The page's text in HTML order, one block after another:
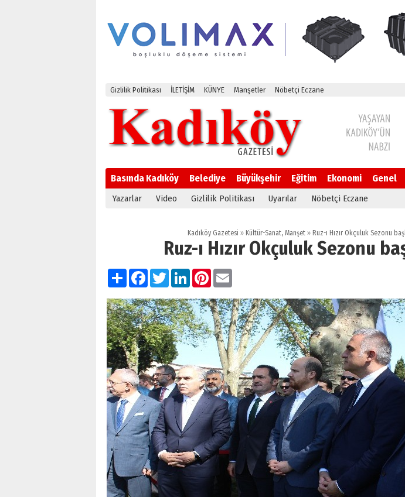
Gizlilik Politikası İLETİŞİM KÜNYE Manşetler Nöbetçi Eczane
Basında Kadıköy Belediye Büyükşehir Eğitim Ekonomi Genel
Yazarlar Video Gizlilik Politikası Uyarılar Nöbetçi Eczane
Kadıköy Gazetesi » Kültür-Sanat, Manşet »Ruz-ı Hızır Okçuluk Sezonu
Ruz-ı Hızır Okçuluk Sezonu
PaylaşFacebook
TwitterLinkedInPinterest